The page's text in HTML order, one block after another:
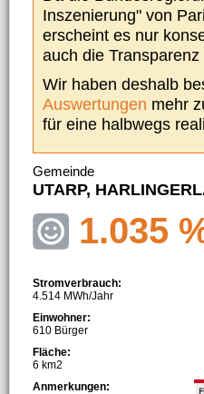
Inszenierung" von
erscheint es nur
auch die
Wir haben deshalb
Auswertungen mehr
für eine halbwegs
Gemeinde
UTARP,
1.035
Stromverbrauch:
4.514 MWh/Jahr
Einwohner:
610 Bürger
Fläche:
6 km2
Anmerkungen: